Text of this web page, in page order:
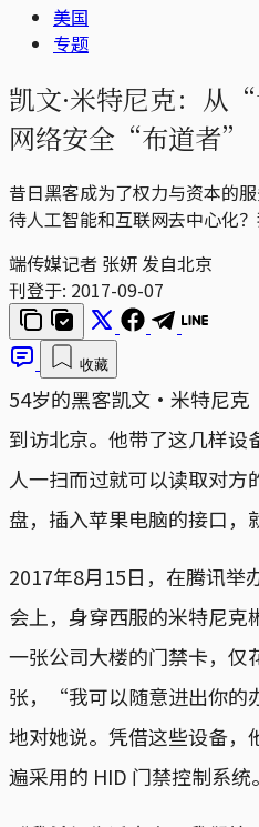
美国
专题
凯文·米特尼克：从
网络安全“布道者”
昔日黑客成为了权力与资本的
待人工智能和互联网去中心化？
端传媒记者 张妍 发自北京
刊登于: 2017-09-07
收藏
54岁的黑客凯文·米特尼克
到访北京。他带了这几样设
人一扫而过就可以读取对
盘，插入苹果电脑的接口，
2017年8月15日，在腾讯举
会上，身穿西服的米特尼克
一张公司大楼的门禁卡，仅
张，“我可以随意进出你
地对她说。凭借这些设备，
遍采用的 HID 门禁控制系统。